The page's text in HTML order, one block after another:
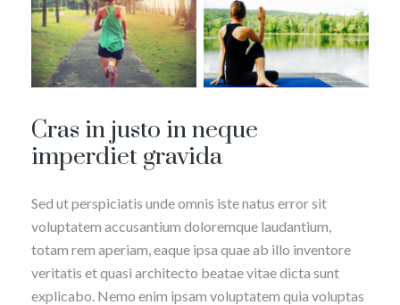
Cras in justo in neque
imperdiet gravida
Sed ut perspiciatis unde omnis iste natus error sit
voluptatem accusantium doloremque laudantium,
totam rem aperiam, eaque ipsa quae ab illo inventore
veritatis et quasi architecto beatae vitae dicta sunt
explicabo. Nemo enim ipsam voluptatem quia voluptas